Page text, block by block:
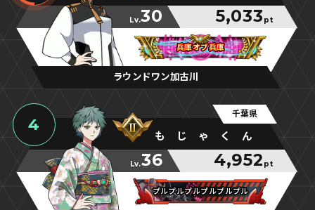
Lv.30 5,033 pt
兵庫オブ兵庫
兵庫オブ兵庫
兵庫オブ兵庫
ラウンドワン加古川
4
千葉県
も じ ゃ く ん
Lv.36 4,952 pt
プルプルプルプルプルプル
プルプルプルプルプルプル
プルプルプルプルプルプル